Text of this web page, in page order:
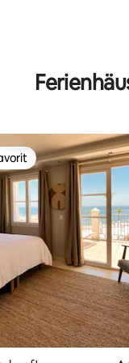
4,94 von 5, 120